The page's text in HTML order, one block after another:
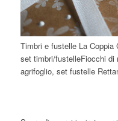
Timbri e fustelle La Coppia
set timbri/fustelleFiocchi
agrifoglio, set fustelle